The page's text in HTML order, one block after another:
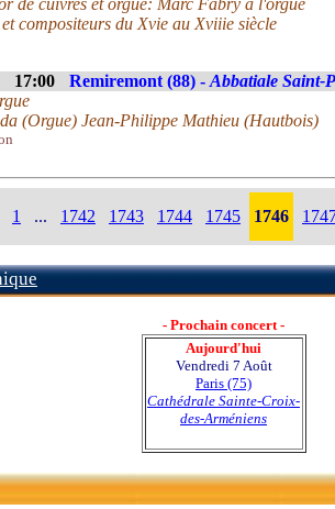
de cuivres et orgue: Marc Fabry à l'orgue
compositeurs du Xvie au Xviiie siècle
17:00 Remiremont (88) - Abbatiale Saint-
(Orgue) Jean-Philippe Mathieu (Hautbois)
1 ... 1742 1743 1744 1745 1746
- Prochain concert -
Aujourd'hui
Vendredi 7 Août
Paris (75)
Cathédrale Sainte-Croix-
des-Arméniens